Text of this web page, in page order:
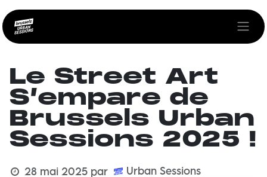
Le Street Art
S’empare de
Brussels Urban
Sessions 2025 !
28 mai 2025 par Urban Sessions